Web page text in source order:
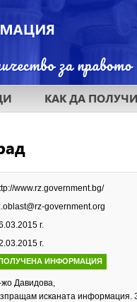
КАК ДА
www.rz.government.bg/
government.org
г.
г.
ИНФОРМАЦИЯ
жо Давидова,
исканата информация.